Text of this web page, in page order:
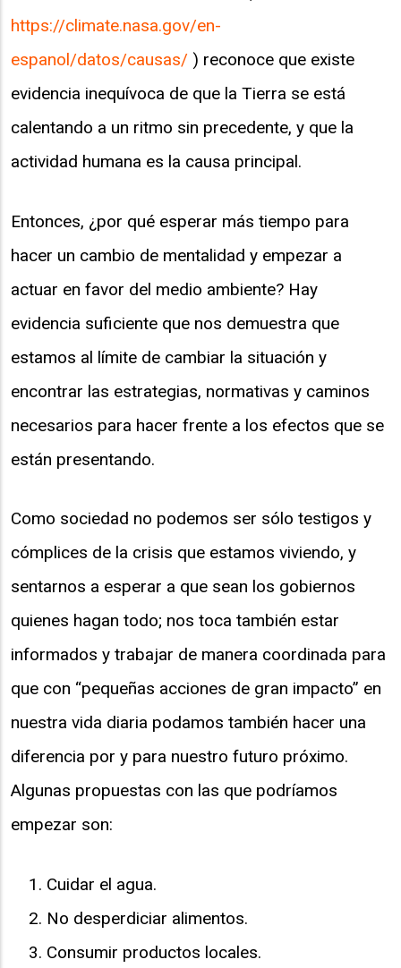
https://climate.nasa.gov/en-
espanol/datos/causas/ ) reconoce que existe
evidencia inequívoca de que la Tierra se está
calentando a un ritmo sin precedente, y que la
actividad humana es la causa principal.
Entonces, ¿por qué esperar más tiempo para
hacer un cambio de mentalidad y empezar a
actuar en favor del medio ambiente? Hay
evidencia suficiente que nos demuestra que
estamos al límite de cambiar la situación y
encontrar las estrategias, normativas y caminos
necesarios para hacer frente a los efectos que se
están presentando.
Como sociedad no podemos ser sólo testigos y
cómplices de la crisis que estamos viviendo, y
sentarnos a esperar a que sean los gobiernos
quienes hagan todo; nos toca también estar
informados y trabajar de manera coordinada para
que con “pequeñas acciones de gran impacto” en
nuestra vida diaria podamos también hacer una
diferencia por y para nuestro futuro próximo.
Algunas propuestas con las que podríamos
empezar son:
Cuidar el agua.
No desperdiciar alimentos.
Consumir productos locales.